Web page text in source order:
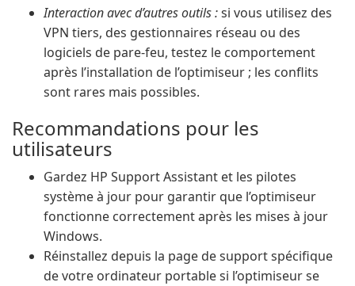
Interaction avec d’autres outils :si vous utilisez des
VPN tiers, des gestionnaires réseau ou des
logiciels de pare-feu, testez le comportement
après l’installation de l’optimiseur ; les conflits
sont rares mais possibles.
Recommandations pour les
utilisateurs
Gardez HP Support Assistant et les pilotes
système à jour pour garantir que l’optimiseur
fonctionne correctement après les mises à jour
Windows.
Réinstallez depuis la page de support spécifique
de votre ordinateur portable si l’optimiseur se